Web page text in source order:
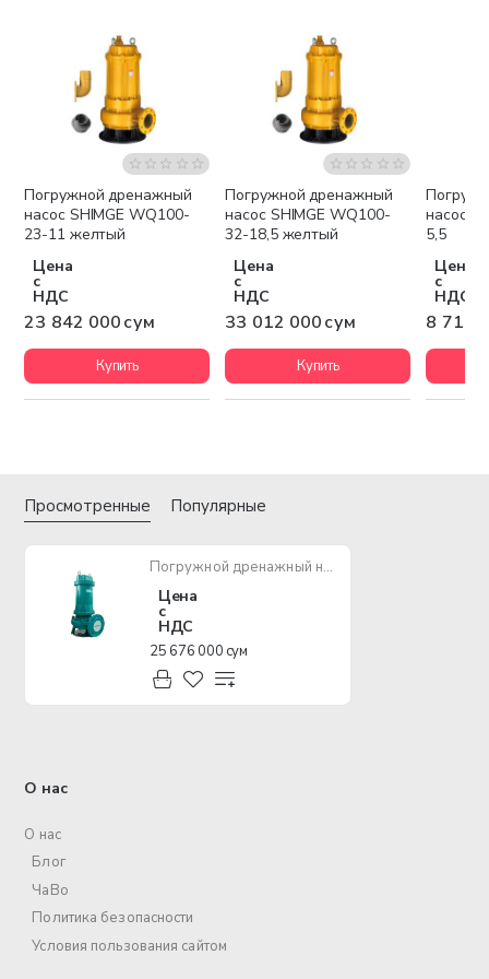
Бесплатная доставка
Погружной дренажный
насос SHIMGE WQ100-
23-11 желтый
Цена
с
НДС
23 842 000 сум
Купить
Бесплатная доставка
Погружной дренажный
насос SHIMGE WQ100-
32-18,5 желтый
Цена
с
НДС
33 012 000 сум
Купить
насос
5,5
Цена
с
НДС
8 711
Просмотренные Популярные
Погружной дренажный насос SHIMGE WQ300-7-11
Цена
с
НДС
25 676 000 сум
О нас
О нас
Блог
ЧаВо
Политика безопасности
Условия пользования сайтом